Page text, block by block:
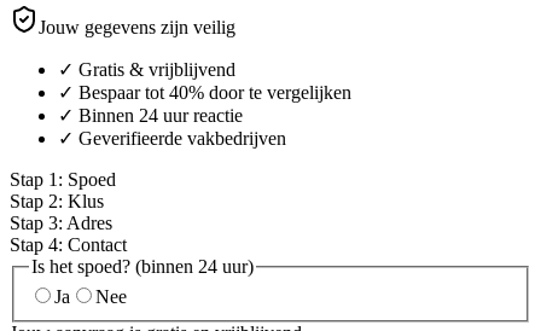
Jouw gegevens zijn veilig
✓ Gratis & vrijblijvend
✓ Bespaar tot 40% door te vergelijken
✓ Binnen 24 uur reactie
✓ Geverifieerde vakbedrijven
Stap 1 : Spoed
Stap 2: Klus
Stap 3: Adres
Stap 4: Contact
Is het spoed? (binnen 24 uur)
Ja
Nee